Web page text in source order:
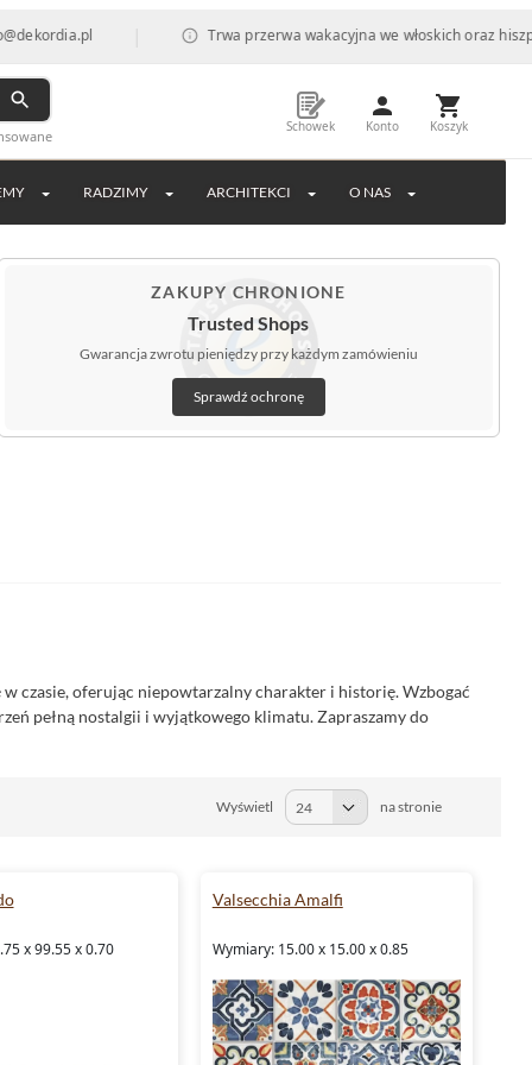
| Trwa przerwa wakacyjna we włoskich oraz
Schowek Konto Koszyk
RADZIMY ARCHITEKCI O NAS
ZAKUPY CHRONIONE
Trusted Shops
Gwarancja zwrotu pieniędzy przy każdym zamówieniu
Sprawdź ochronę
w czasie, oferując niepowtarzalny charakter i historię. Wzbogać
pełną nostalgii i wyjątkowego klimatu. Zapraszamy do
Wyświetl na stronie
x 99.55 x 0.70
Valsecchia Amalfi
Wymiary: 15.00 x 15.00 x 0.85